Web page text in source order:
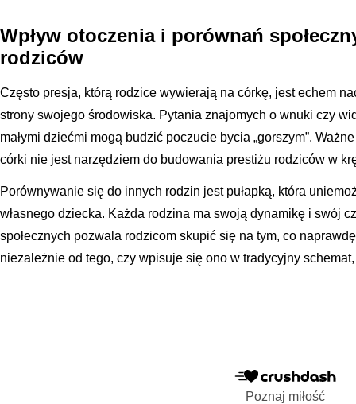
Wpływ otoczenia i porównań
rodziców
Często presja, którą rodzice wywierają na córkę, jest echem
strony swojego środowiska. Pytania znajomych o wnuki czy
małymi dziećmi mogą budzić poczucie bycia „gorszym”.
córki nie jest narzędziem do budowania prestiżu rodziców w
Porównywanie się do innych rodzin jest pułapką, która
własnego dziecka. Każda rodzina ma swoją dynamikę i swój
społecznych pozwala rodzicom skupić się na tym, co
niezależnie od tego, czy wpisuje się ono w tradycyjny
Poznaj miłość